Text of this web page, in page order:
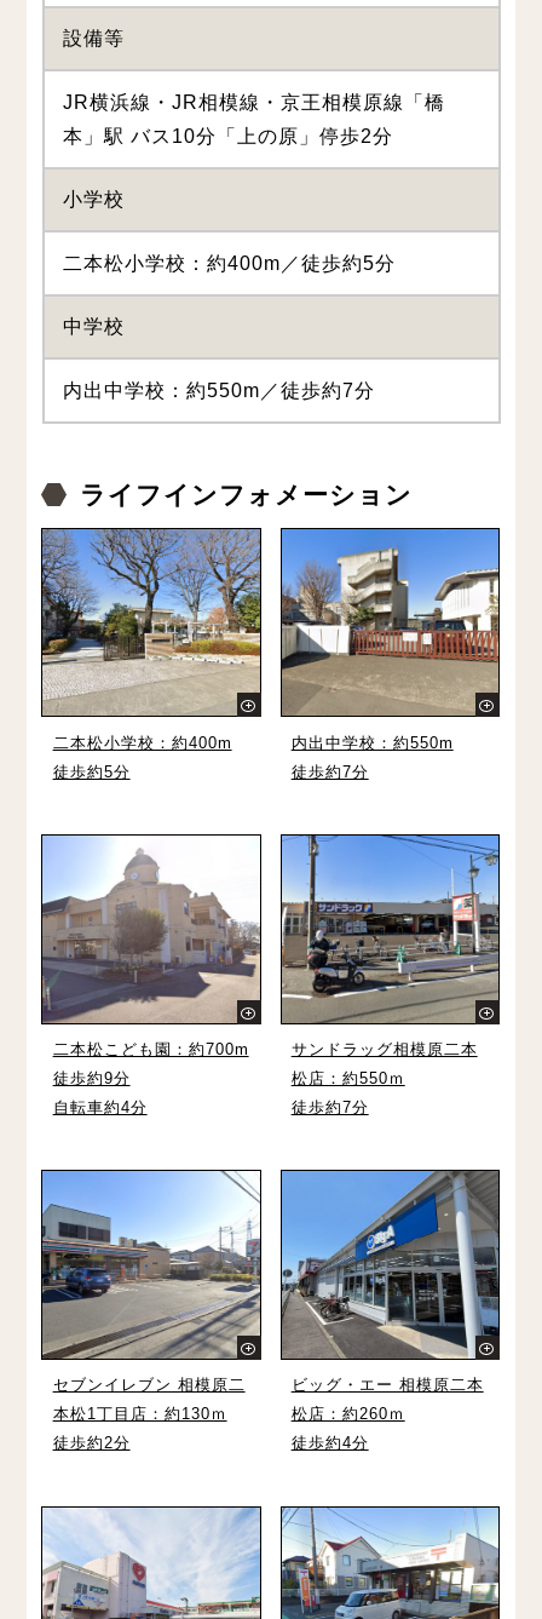
設備等
JR横浜線・JR相模線・京王相模原線「橋
本」駅 バス10分「上の原」停歩2分
小学校
二本松小学校：約400m／徒歩約5分
中学校
内出中学校：約550m／徒歩約7分
ライフインフォメーション
二本松小学校：約400m
徒歩約5分
内出中学校：約550m
徒歩約7分
二本松こども園：約700m
徒歩約9分
自転車約4分
サンドラッグ相模原二本
松店：約550ｍ
徒歩約7分
セブンイレブン 相模原二
本松1丁目店：約130ｍ
徒歩約2分
ビッグ・エー 相模原二本
松店：約260ｍ
徒歩約4分